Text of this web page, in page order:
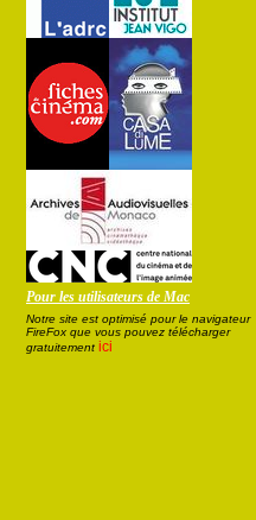
Pour les utilisateurs de Mac
Notre site est optimisé pour le navigateur
FireFox que vous pouvez télécharger
gratuitement ici